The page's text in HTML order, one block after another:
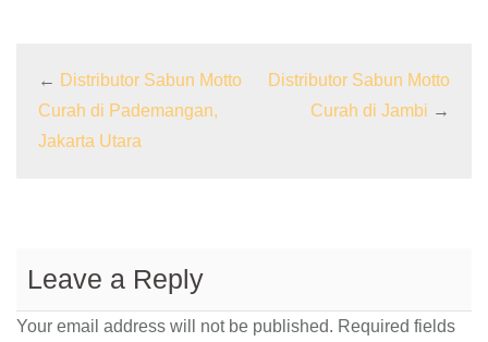
← Distributor Sabun Motto
Curah di Pademangan,
Jakarta Utara
Distributor Sabun Motto
Curah di Jambi →
Leave a Reply
Your email address will not be published. Required fields